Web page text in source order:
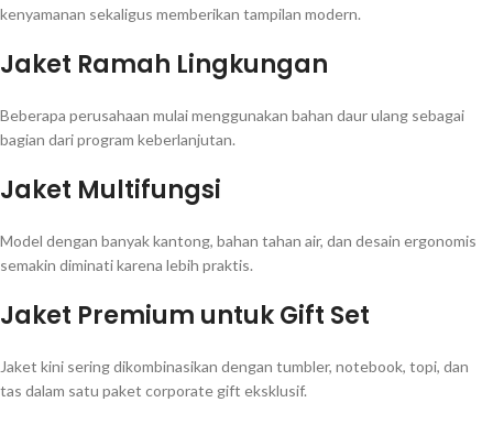
kenyamanan sekaligus memberikan tampilan modern.
Jaket Ramah Lingkungan
Beberapa perusahaan mulai menggunakan bahan daur ulang sebagai
bagian dari program keberlanjutan.
Jaket Multifungsi
Model dengan banyak kantong, bahan tahan air, dan desain ergonomis
semakin diminati karena lebih praktis.
Jaket Premium untuk Gift Set
Jaket kini sering dikombinasikan dengan tumbler, notebook, topi, dan
tas dalam satu paket corporate gift eksklusif.